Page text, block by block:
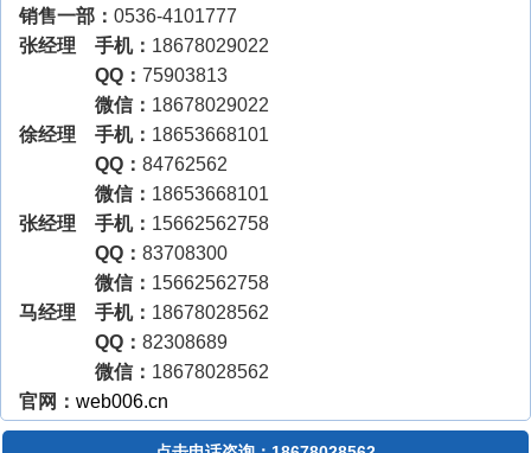
机
丝
机
销售一部： 0536-4101777
张经理 手机： 18678029022
QQ： 75903813
微信： 18678029022
徐经理 手机： 18653668101
QQ： 84762562
微信： 18653668101
张经理 手机： 15662562758
QQ： 83708300
微信： 15662562758
马经理 手机： 18678028562
QQ： 82308689
微信： 18678028562
官网： web006.cn